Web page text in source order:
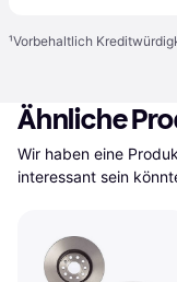
¹Vorbehaltlich
Ähnliche
Wir haben eine
interessant sein